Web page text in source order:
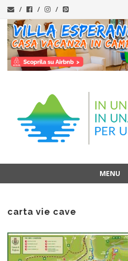
Vai
al
contenuto
MENU
contenuto
carta vie cave